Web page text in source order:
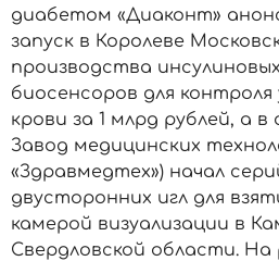
диабетом «Диаконт»
запуск в Королеве
производства
биосенсоров для контроля
крови за 1 млрд рублей, а в
Завод медицинских
«Здравмедтех») начал
двусторонних игл для
камерой визуализации в
Свердловской области. На